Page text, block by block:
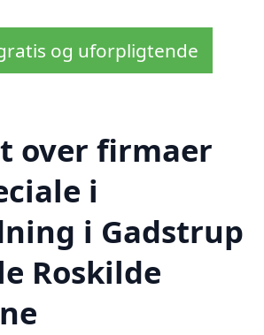
og uforpligtende
over firmaer
i
i Gadstrup
Roskilde